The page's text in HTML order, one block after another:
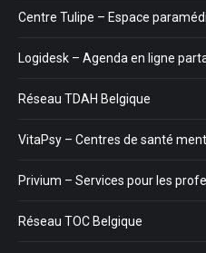
Centre Tulipe – Espace
Logidesk – Agenda en ligne
Réseau TDAH Belgique
VitaPsy – Centres de santé
Privium – Services pour les
Réseau TOC Belgique